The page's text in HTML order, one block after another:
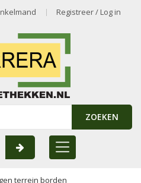
Registreer / Log in
ZOEKEN
terrein borden